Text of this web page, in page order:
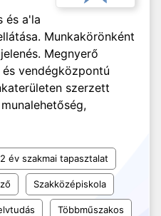
és a'la
Munkakörönként
Megnyerő
vendégközpontú
szerzett
év szakmai tapasztalat
Szakközépiskola
Többműszakos